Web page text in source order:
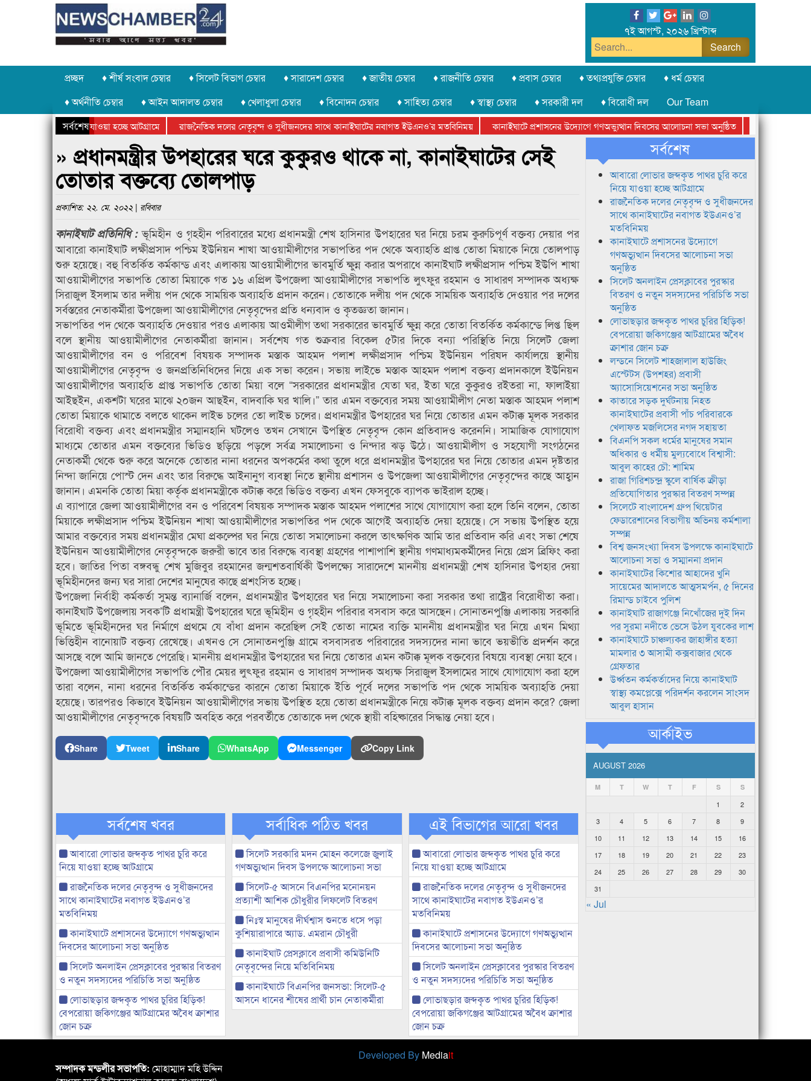
৭ই আগস্ট, ২০২৬ খ্রিস্টাব্দ
প্রচ্ছদ ♦ শীর্ষ সংবাদ চেম্বার ♦ সিলেট বিভাগ চেম্বার ♦ সারাদেশ চেম্বার ♦ জাতীয় চেম্বার ♦ রাজনীতি চেম্বার ♦ প্রবাস চেম্বার ♦ তথ্যপ্রযুক্তি চেম্বার
♦ ধর্ম চেম্বার
♦ অর্থনীতি চেম্বার
♦ আইন আদালত চেম্বার ♦ খেলাধুলা চেম্বার ♦ বিনোদন চেম্বার ♦ সাহিত্য চেম্বার ♦ স্বাস্থ্য চেম্বার ♦ সরকারী দল ♦ বিরোধী দল
Our Team
সর্বশেষ
চুরি করে নিয়ে যাওয়া হচ্ছে আটগ্রামে রাজনৈতিক দলের নেতৃবৃন্দ ও সুধীজনদের সাথে কানাইঘাটের নবাগত ইউএনও’র মতবিনিময় কানাইঘাটে প্রশাসনের উদ্যোগে গণঅভ্যুত্থান দিবসের আলোচনা সভা অনুষ্ঠিত
সিলেট অনলাইন
ক্রীড়া প্রতিযোগিতার পুরস্কার বিতরণ সম্পন্ন
সিলেটে বাংলাদেশ গ্রুপ থিয়েটার ফেডারেশানের বিভাগীয় অভিনয় কর্মশালা সম্পন্ন
» প্রধানমন্ত্রীর উপহারের ঘরে কুকুরও থাকে না, কানাইঘাটের সেই
তোতার বক্তব্যে তোলপাড়
প্রকাশিত: ২২. মে. ২০২২ | রবিবার
কানাইঘাট প্রতিনিধি :ভূমিহীন ও গৃহহীন পরিবারের মধ্যে প্রধানমন্ত্রী শেখ হাসিনার উপহারের ঘর নিয়ে চরম কুরুচিপূর্ণ বক্তব্য দেয়ার পর
আবারো কানাইঘাট লক্ষীপ্রসাদ পশ্চিম ইউনিয়ন শাখা আওয়ামীলীগের সভাপতির পদ থেকে অব্যাহতি প্রাপ্ত তোতা মিয়াকে নিয়ে তোলপাড়
শুরু হয়েছে। বহু বিতর্কিত কর্মকান্ড এবং এলাকায় আওয়ামীলীগের ভাবমুর্তি ক্ষুন্ন করার অপরাধে কানাইঘাট লক্ষীপ্রসাদ পশ্চিম ইউপি শাখা
আওয়ামীলীগের সভাপতি তোতা মিয়াকে গত ১৬ এপ্রিল উপজেলা আওয়ামীলীগের সভাপতি লুৎফুর রহমান ও সাধারণ সম্পাদক অধ্যক্ষ
সিরাজুল ইসলাম তার দলীয় পদ থেকে সাময়িক অব্যাহতি প্রদান করেন। তোতাকে দলীয় পদ থেকে সাময়িক অব্যাহতি দেওয়ার পর দলের
সর্বস্তরের নেতাকর্মীরা উপজেলা আওয়ামীলীগের নেতৃবৃন্দের প্রতি ধন্যবাদ ও কৃতজ্ঞতা জানান।
সভাপতির পদ থেকে অব্যাহতি দেওয়ার পরও এলাকায় আওমীলীগ তথা সরকারের ভাবমুর্তি ক্ষুন্ন করে তোতা বিতর্কিত কর্মকান্ডে লিপ্ত ছিল
বলে স্থানীয় আওয়ামীলীগের নেতাকর্মীরা জানান। সর্বশেষ গত শুক্রবার বিকেল ৫টার দিকে বন্যা পরিস্থিতি নিয়ে সিলেট জেলা
আওয়ামীলীগের বন ও পরিবেশ বিষয়ক সম্পাদক মস্তাক আহমদ পলাশ লক্ষীপ্রসাদ পশ্চিম ইউনিয়ন পরিষদ কার্যালয়ে স্থানীয়
আওয়ামীলীগের নেতৃবৃন্দ ও জনপ্রতিনিধিদের নিয়ে এক সভা করেন। সভায় লাইভে মস্তাক আহমদ পলাশ বক্তব্য প্রদানকালে ইউনিয়ন
আওয়ামীলীগের অব্যাহতি প্রাপ্ত সভাপতি তোতা মিয়া বলে “সরকারের প্রধানমন্ত্রীর যেতা ঘর, ইতা ঘরে কুকুরও রইতরা না, ফালাইয়া
আইছইন, একশটা ঘরের মাঝে ২০জন আছইন, বাদবাকি ঘর খালি।” তার এমন বক্তব্যের সময় আওয়ামীলীগ নেতা মস্তাক আহমদ পলাশ
তোতা মিয়াকে থামাতে বলতে থাকেন লাইভ চলের তো লাইভ চলের। প্রধানমন্ত্রীর উপহারের ঘর নিয়ে তোতার এমন কটাক্ক মূলক সরকার
বিরোধী বক্তব্য এবং প্রধানমন্ত্রীর সম্মানহানি ঘটলেও তখন সেখানে উপস্থিত নেতৃবৃন্দ কোন প্রতিবাদও করেননি। সামাজিক যোগাযোগ
মাধ্যমে তোতার এমন বক্তব্যের ভিডিও ছড়িয়ে পড়লে সর্বত্র সমালোচনা ও নিন্দার ঝড় উঠে। আওয়ামীলীগ ও সহযোগী সংগঠনের
নেতাকর্মী থেকে শুরু করে অনেকে তোতার নানা ধরনের অপকর্মের কথা তুলে ধরে প্রধানমন্ত্রীর উপহারের ঘর নিয়ে তোতার এমন দৃষ্টতার
নিন্দা জানিয়ে পোস্ট দেন এবং তার বিরুদ্ধে আইনানুগ ব্যবস্থা নিতে স্থানীয় প্রশাসন ও উপজেলা আওয়ামীলীগের নেতৃবৃন্দের কাছে আহ্বান
জানান। এমনকি তোতা মিয়া কর্তৃক প্রধানমন্ত্রীকে কটাক্ক করে ভিডিও বক্তব্য এখন ফেসবুকে ব্যাপক ভাইরাল হচ্ছে।
এ ব্যাপারে জেলা আওয়ামীলীগের বন ও পরিবেশ বিষয়ক সম্পাদক মস্তাক আহমদ পলাশের সাথে যোগাযোগ করা হলে তিনি বলেন, তোতা
মিয়াকে লক্ষীপ্রসাদ পশ্চিম ইউনিয়ন শাখা আওয়ামীলীগের সভাপতির পদ থেকে আগেই অব্যাহতি দেয়া হয়েছে। সে সভায় উপস্থিত হয়ে
আমার বক্তব্যের সময় প্রধানমন্ত্রীর মেঘা প্রকল্পের ঘর নিয়ে তোতা সমালোচনা করলে তাৎক্ষণিক আমি তার প্রতিবাদ করি এবং সভা শেষে
ইউনিয়ন আওয়ামীলীগের নেতৃবৃন্দকে জরুরী ভাবে তার বিরুদ্ধে ব্যবস্থা গ্রহণের পাশাপাশি স্থানীয় গণমাধ্যমকর্মীদের নিয়ে প্রেস ব্রিফিং করা
হবে। জাতির পিতা বঙ্গবন্ধু শেখ মুজিবুর রহমানের জন্মশতবার্ষিকী উপলক্ষ্যে সারাদেশে মাননীয় প্রধানমন্ত্রী শেখ হাসিনার উপহার দেয়া
ভূমিহীনদের জন্য ঘর সারা দেশের মানুষের কাছে প্রশংসিত হচ্ছে।
উপজেলা নির্বাহী কর্মকর্তা সুমন্ত ব্যানার্জি বলেন, প্রধানমন্ত্রীর উপহারের ঘর নিয়ে সমালোচনা করা সরকার তথা রাষ্ট্রের বিরোধীতা করা।
কানাইঘাট উপজেলায় সবক’টি প্রধামন্ত্রী উপহারের ঘরে ভূমিহীন ও গৃহহীন পরিবার বসবাস করে আসছেন। সোনাতনপুঞ্জি এলাকায় সরকারি
ভূমিতে ভূমিহীনদের ঘর নির্মাণে প্রথমে যে বাঁধা প্রদান করেছিল সেই তোতা নামের ব্যক্তি মাননীয় প্রধানমন্ত্রীর ঘর নিয়ে এখন মিথ্যা
ভিত্তিহীন বানোয়াট বক্তব্য রেখেছে। এখনও সে সোনাতনপুঞ্জি গ্রামে বসবাসরত পরিবারের সদস্যদের নানা ভাবে ভয়ভীতি প্রদর্শন করে
আসছে বলে আমি জানতে পেরেছি। মাননীয় প্রধানমন্ত্রীর উপহারের ঘর নিয়ে তোতার এমন কটাক্ক মূলক বক্তব্যের বিষয়ে ব্যবস্থা নেয়া হবে।
উপজেলা আওয়ামীলীগের সভাপতি পৌর মেয়র লুৎফুর রহমান ও সাধারণ সম্পাদক অধ্যক্ষ সিরাজুল ইসলামের সাথে যোগাযোগ করা হলে
তারা বলেন, নানা ধরনের বিতর্কিত কর্মকান্ডের কারনে তোতা মিয়াকে ইতি পূর্বে দলের সভাপতি পদ থেকে সাময়িক অব্যাহতি দেয়া
হয়েছে। তারপরও কিভাবে ইউনিয়ন আওয়ামীলীগের সভায় উপস্থিত হয়ে তোতা প্রধানমন্ত্রীকে নিয়ে কটাক্ক মূলক বক্তব্য প্রদান করে? জেলা
আওয়ামীলীগের নেতৃবৃন্দকে বিষয়টি অবহিত করে পরবর্তীতে তোতাকে দল থেকে স্থায়ী বহিষ্কারের সিদ্ধান্ত নেয়া হবে।
Share Tweet Share WhatsApp Messenger Copy Link
সর্বশেষ খবর
আবারো লোভার জব্দকৃত পাথর চুরি করে
নিয়ে যাওয়া হচ্ছে আটগ্রামে
রাজনৈতিক দলের নেতৃবৃন্দ ও সুধীজনদের
সাথে কানাইঘাটের নবাগত ইউএনও’র
মতবিনিময়
কানাইঘাটে প্রশাসনের উদ্যোগে গণঅভ্যুত্থান
দিবসের আলোচনা সভা অনুষ্ঠিত
সিলেট অনলাইন প্রেসক্লাবের পুরস্কার বিতরণ
ও নতুন সদস্যদের পরিচিতি সভা অনুষ্ঠিত
লোভাছড়ার জব্দকৃত পাথর চুরির হিড়িক!
বেপরোয়া জকিগঞ্জের আটগ্রামের অবৈধ ক্রাশার
জোন চক্র
সর্বাধিক পঠিত খবর
সিলেট সরকারি মদন মোহন কলেজে জুলাই
গণঅভ্যুত্থান দিবস উপলক্ষে আলোচনা সভা
সিলেট-৫ আসনে বিএনপির মনোনয়ন
প্রত্যাশী আশিক চৌধুরীর লিফলেট বিতরণ
নিঃস্ব মানুষের দীর্ঘশ্বাস শুনতে ধসে পড়া
কুশিয়ারাপারে অ্যাড. এমরান চৌধুরী
কানাইঘাট প্রেসক্লাবে প্রবাসী কমিউনিটি
নেতৃবৃন্দের নিয়ে মতিবিনিময়
কানাইঘাটে বিএনপির জনসভা: সিলেট-৫
আসনে ধানের শীষের প্রার্থী চান নেতাকর্মীরা
এই বিভাগের আরো খবর
আবারো লোভার জব্দকৃত পাথর চুরি করে
নিয়ে যাওয়া হচ্ছে আটগ্রামে
রাজনৈতিক দলের নেতৃবৃন্দ ও সুধীজনদের
সাথে কানাইঘাটের নবাগত ইউএনও’র
মতবিনিময়
কানাইঘাটে প্রশাসনের উদ্যোগে গণঅভ্যুত্থান
দিবসের আলোচনা সভা অনুষ্ঠিত
সিলেট অনলাইন প্রেসক্লাবের পুরস্কার বিতরণ
ও নতুন সদস্যদের পরিচিতি সভা অনুষ্ঠিত
লোভাছড়ার জব্দকৃত পাথর চুরির হিড়িক!
বেপরোয়া জকিগঞ্জের আটগ্রামের অবৈধ ক্রাশার
জোন চক্র
সর্বশেষ
আবারো লোভার জব্দকৃত পাথর চুরি করে
নিয়ে যাওয়া হচ্ছে আটগ্রামে
রাজনৈতিক দলের নেতৃবৃন্দ ও সুধীজনদের
সাথে কানাইঘাটের নবাগত ইউএনও’র
মতবিনিময়
কানাইঘাটে প্রশাসনের উদ্যোগে
গণঅভ্যুত্থান দিবসের আলোচনা সভা
অনুষ্ঠিত
সিলেট অনলাইন প্রেসক্লাবের পুরস্কার
বিতরণ ও নতুন সদস্যদের পরিচিতি সভা
অনুষ্ঠিত
লোভাছড়ার জব্দকৃত পাথর চুরির হিড়িক!
বেপরোয়া জকিগঞ্জের আটগ্রামের অবৈধ
ক্রাশার জোন চক্র
লন্ডনে সিলেট শাহজালাল হাউজিং
এস্টেটস (উপশহর) প্রবাসী
অ্যাসোসিয়েশনের সভা অনুষ্ঠিত
কাতারে সড়ক দুর্ঘটনায় নিহত
কানাইঘাটের প্রবাসী পাঁচ পরিবারকে
খেলাফত মজলিসের নগদ সহায়তা
বিএনপি সকল ধর্মের মানুষের সমান
অধিকার ও ধর্মীয় মুল্যবোধে বিশ্বাসী:
আবুল কাহের চৌ: শামিম
রাজা গিরিশচন্দ্র স্কুলে বার্ষিক ক্রীড়া
প্রতিযোগিতার পুরস্কার বিতরণ সম্পন্ন
সিলেটে বাংলাদেশ গ্রুপ থিয়েটার
ফেডারেশানের বিভাগীয় অভিনয় কর্মশালা
সম্পন্ন
বিশ্ব জনসংখ্যা দিবস উপলক্ষে কানাইঘাটে
আলোচনা সভা ও সম্মাননা প্রদান
কানাইঘাটের কিশোর আহাদের খুনি
সায়েমের আদালতে আত্মসমর্পন, ৫ দিনের
রিমান্ড চাইবে পুলিশ
কানাইঘাট রাজাগঞ্জে নিখোঁজের দুই দিন
পর সুরমা নদীতে ভেসে উঠল যুবকের লাশ
কানাইঘাটে চাঞ্চল্যকর জাহাঙ্গীর হত্যা
মামলার ৩ আসামী কক্সবাজার থেকে
গ্রেফতার
উর্ধ্বতন কর্মকর্তাদের নিয়ে কানাইঘাট
স্বাস্থ্য কমপ্লেক্সে পরিদর্শন করলেন সাংসদ
আবুল হাসান
আর্কাইভ
AUGUST 2026
M T W T F S S
1
2
3
4 5 6 7 8
9
10
11 12 13 14 15
16
17
18 19 20 21 22
23
24
25 26 27 28 29
30
31
« Jul
Developed By Mediait
সম্পাদক মন্ডলীর সভাপতি: মোহাম্মাদ মহি উদ্দিন